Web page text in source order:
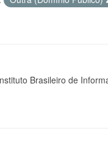
Brasileiro de